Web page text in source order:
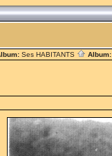
Ses HABITANTS Album: